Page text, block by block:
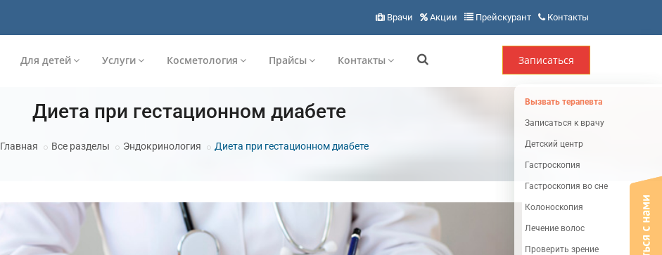
Врачи Акции Прейскурант Контакты
Для детей Услуги Косметология Прайсы Контакты Записаться
Диета при гестационном диабете
Главная Все разделы Эндокринология Диета при гестационном диабете
Вызвать терапевта
Записаться к врачу
Детский центр
Гастроскопия
Гастроскопия во сне
Колоноскопия
Лечение волос
Проверить зрение